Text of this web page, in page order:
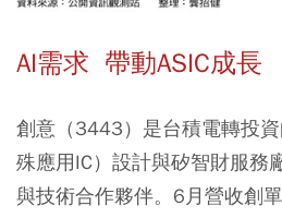
AI需求 帶動ASIC成長
創意（3443）是台積電轉投
殊應用IC）設計與矽智財服務
與技術合作夥伴。6月營收創